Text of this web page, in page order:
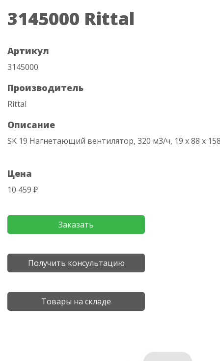
3145000 Rittal
Артикул
3145000
Производитель
Rittal
Описание
SK 19 Нагнетающий вентилятор, 320 м3/ч, 19 х 88 х
Цена
10 459 ₽
Заказать
Получить консультацию
Товары на складе